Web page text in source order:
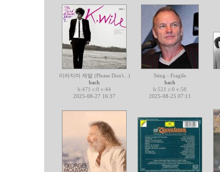
이러지마 제발 (Please Don't...)
bach
h:471 c:0 v:44
2025-08-27 16:37
Sting - Fragile
bach
h:521 c:0 v:58
2025-08-25 07:11